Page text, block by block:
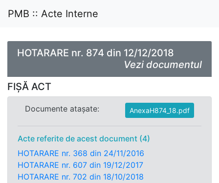
PMB :: Acte Interne
HOTARARE nr. 874 din 12/12/2018
Vezi documentul
FIȘĂ ACT
Documente atașate: AnexaH874_18.pdf
Acte referite de acest document (4)
HOTARARE nr. 368 din 24/11/2016
HOTARARE nr. 607 din 19/12/2017
HOTARARE nr. 702 din 18/10/2018